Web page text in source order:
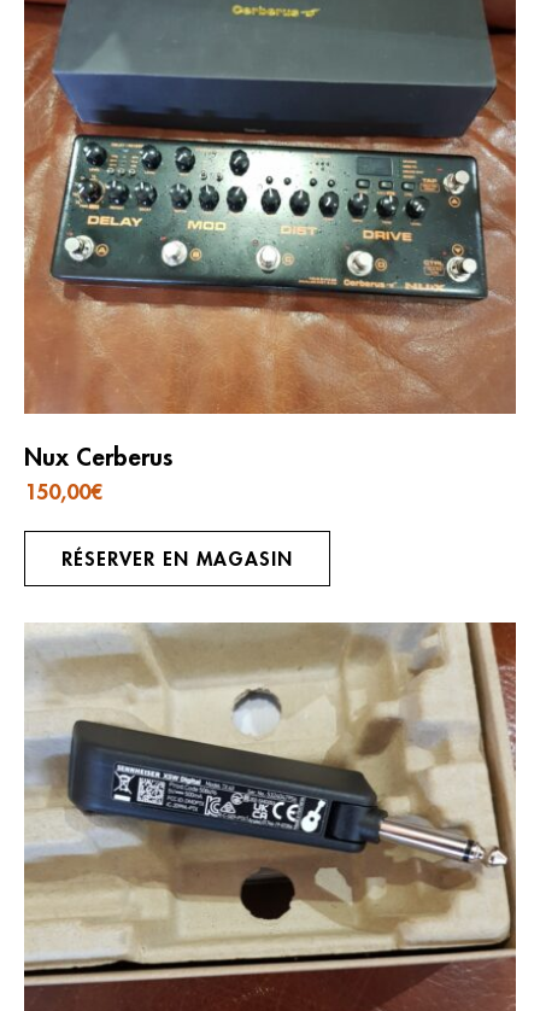
Nux Cerberus
150,00€
RÉSERVER EN MAGASIN